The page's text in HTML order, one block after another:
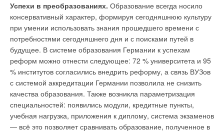
Успехи в преобразованиях. Образование всегда носило
консервативный характер, формируя сегодняшнюю культуру
при умении использовать знания прошедшего времени с
потребностями сегодняшнего дня и с поисками путей в
будущее. В системе образования Германии к успехам
реформ можно отнести следующее: 72 % университета и 95
% институтов согласились внедрить реформу, а связь ВУЗов
с системой аккредитации Германии позволила не снизить
качества образования. Также возникла параметризация
специальностей: появились модули, кредитные пункты,
учебная нагрузка, приложения к диплому, система экзаменов
— всё это позволяет сравнивать образование, полученное в